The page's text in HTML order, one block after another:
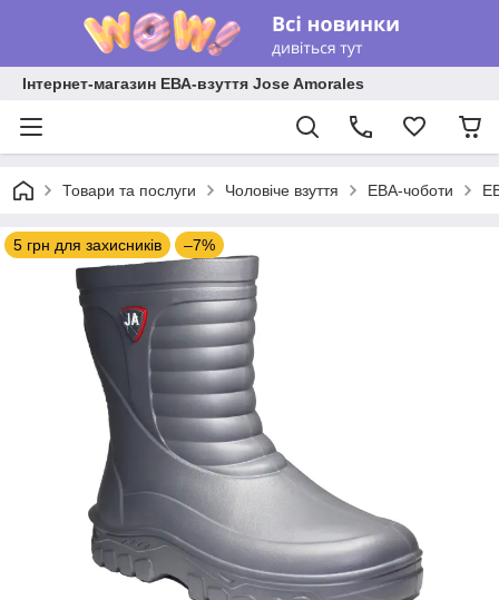
Інтернет-магазин ЕВА-взуття Jose Amorales
Товари та послуги Чоловіче взуття ЕВА-чоботи
5 грн для захисників –7%